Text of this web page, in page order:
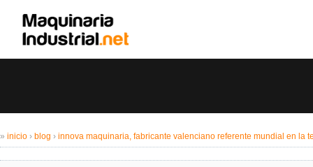
» inicio › blog › innova maquinaria, fabricante valenciano referente mundial en la